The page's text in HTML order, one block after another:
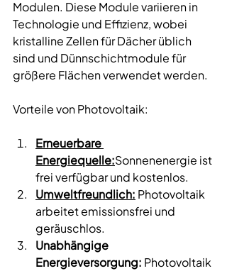
Modulen. Diese Module variieren in
Technologie und Effizienz, wobei
kristalline Zellen für Dächer üblich
sind und Dünnschichtmodule für
größere Flächen verwendet werden.
Vorteile von Photovoltaik:
Erneuerbare
Energiequelle:Sonnenenergie ist
frei verfügbar und kostenlos.
Umweltfreundlich: Photovoltaik
arbeitet emissionsfrei und
geräuschlos.
Unabhängige
Energieversorgung: Photovoltaik